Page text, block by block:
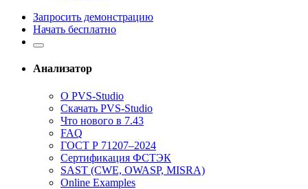
Запросить демонстрацию
Начать бесплатно
Анализатор
О PVS-Studio
Скачать PVS-Studio
Что нового в 7.43
FAQ
ГОСТ Р 71207–2024
Сертификация ФСТЭК
SAST (CWE, OWASP, MISRA)
Online Examples